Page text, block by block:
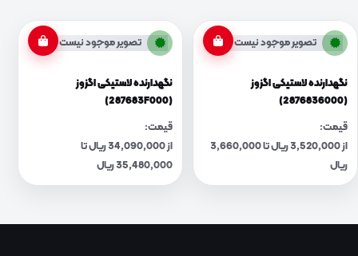
تصویر موجود نیست
نگهدارنده لاستیکی اگزوز
(2876836000)
قیمت:
از 3,520,000 ریال تا 3,660,000
ریال
تصویر موجود نیست
نگهدارنده لاستیکی اگزوز
(287683F000)
قیمت:
از 34,090,000 ریال تا
35,480,000 ریال